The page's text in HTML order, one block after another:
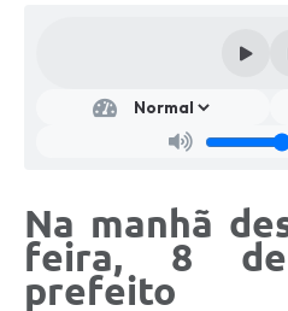
Na manhã
feira, 8
prefeito